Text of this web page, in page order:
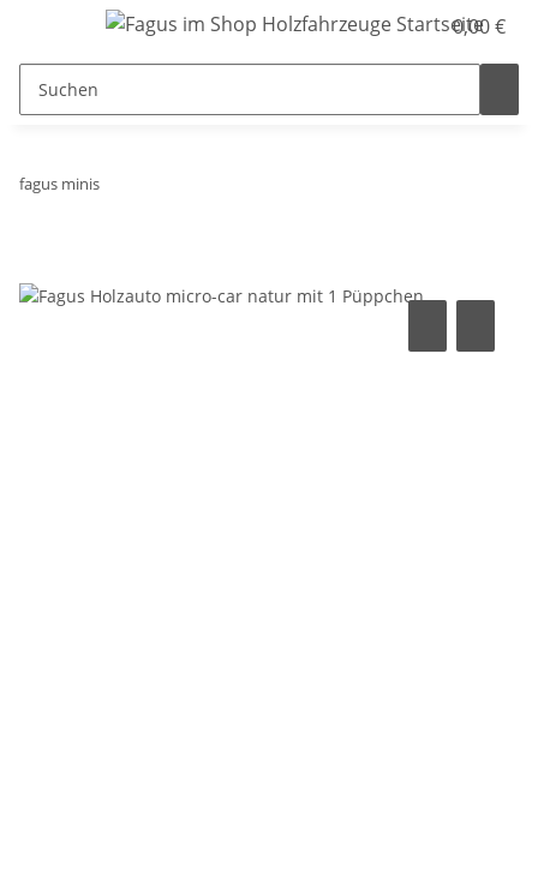
0,00 €
fagus minis